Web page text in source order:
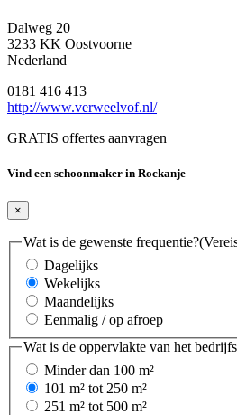
Dalweg 20
3233 KK Oostvoorne
Nederland
0181 416 413
http://www.verweelvof.nl/
GRATIS offertes aanvragen
Vind een schoonmaker in Rockanje
×
Wat is de gewenste frequentie?
Dagelijks
Wekelijks
Maandelijks
Eenmalig / op afroep
Wat is de oppervlakte van het
Minder dan 100 m²
101 m² tot 250 m²
251 m² tot 500 m²